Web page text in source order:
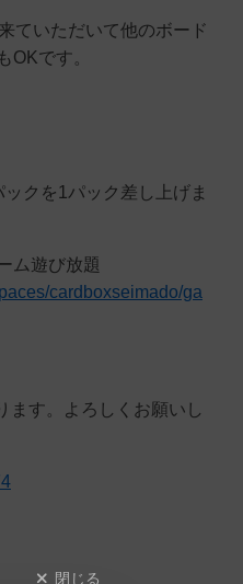
ていただいて他のボード
OKです。
クを1パック差し上げま
遊び放題
cardboxseimado/ga
ます。よろしくお願いし
閉じる